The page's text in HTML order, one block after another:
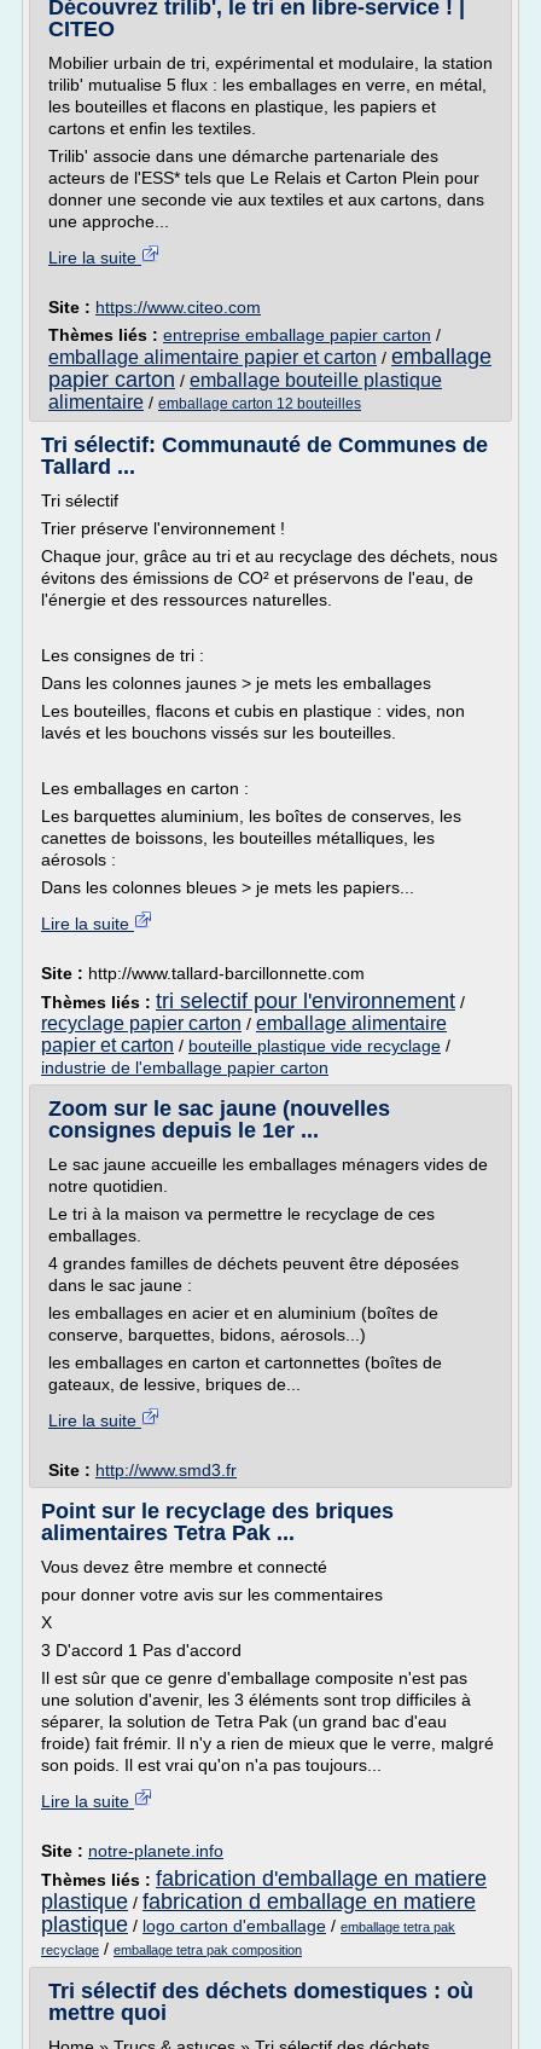
Découvrez trilib', le tri en libre-service ! |
CITEO
Mobilier urbain de tri, expérimental et modulaire, la station
trilib' mutualise 5 flux : les emballages en verre, en métal,
les bouteilles et flacons en plastique, les papiers et
cartons et enfin les textiles.
Trilib' associe dans une démarche partenariale des
acteurs de l'ESS* tels que Le Relais et Carton Plein pour
donner une seconde vie aux textiles et aux cartons, dans
une approche...
Lire la suite
Site : https://www.citeo.com
Thèmes liés : entreprise emballage papier carton /
emballage alimentaire papier et carton / emballage
papier carton / emballage bouteille plastique
alimentaire / emballage carton 12 bouteilles
Tri sélectif: Communauté de Communes de
Tallard ...
Tri sélectif
Trier préserve l'environnement !
Chaque jour, grâce au tri et au recyclage des déchets, nous
évitons des émissions de CO² et préservons de l'eau, de
l'énergie et des ressources naturelles.
Les consignes de tri :
Dans les colonnes jaunes > je mets les emballages
Les bouteilles, flacons et cubis en plastique : vides, non
lavés et les bouchons vissés sur les bouteilles.
Les emballages en carton :
Les barquettes aluminium, les boîtes de conserves, les
canettes de boissons, les bouteilles métalliques, les
aérosols :
Dans les colonnes bleues > je mets les papiers...
Lire la suite
Site : http://www.tallard-barcillonnette.com
Thèmes liés : tri selectif pour l'environnement /
recyclage papier carton / emballage alimentaire
papier et carton / bouteille plastique vide recyclage /
industrie de l'emballage papier carton
Zoom sur le sac jaune (nouvelles
consignes depuis le 1er ...
Le sac jaune accueille les emballages ménagers vides de
notre quotidien.
Le tri à la maison va permettre le recyclage de ces
emballages.
4 grandes familles de déchets peuvent être déposées
dans le sac jaune :
les emballages en acier et en aluminium (boîtes de
conserve, barquettes, bidons, aérosols...)
les emballages en carton et cartonnettes (boîtes de
gateaux, de lessive, briques de...
Lire la suite
Site : http://www.smd3.fr
Point sur le recyclage des briques
alimentaires Tetra Pak ...
Vous devez être membre et connecté
pour donner votre avis sur les commentaires
X
3 D'accord 1 Pas d'accord
Il est sûr que ce genre d'emballage composite n'est pas
une solution d'avenir, les 3 éléments sont trop difficiles à
séparer, la solution de Tetra Pak (un grand bac d'eau
froide) fait frémir. Il n'y a rien de mieux que le verre, malgré
son poids. Il est vrai qu'on n'a pas toujours...
Lire la suite
Site : notre-planete.info
Thèmes liés : fabrication d'emballage en matiere
plastique / fabrication d emballage en matiere
plastique / logo carton d'emballage / emballage tetra pak
recyclage / emballage tetra pak composition
Tri sélectif des déchets domestiques : où
mettre quoi